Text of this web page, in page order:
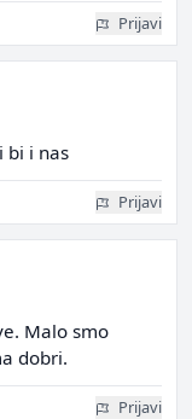
Prijavi
bi i nas
Prijavi
Malo smo
dobri.
Prijavi